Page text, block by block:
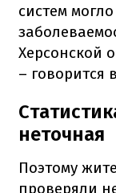
систем
Херсонской
– говорится в
неточная
Поэтому
проверяли